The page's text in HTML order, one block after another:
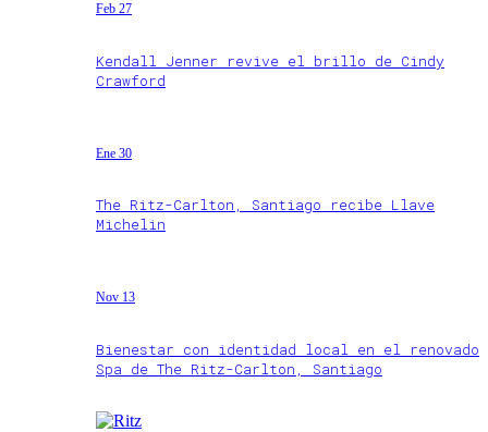
Feb 27
Kendall Jenner revive el brillo de Cindy
Crawford
Ene 30
The Ritz-Carlton, Santiago recibe Llave
Michelin
Nov 13
Bienestar con identidad local en el renovado
Spa de The Ritz-Carlton, Santiago